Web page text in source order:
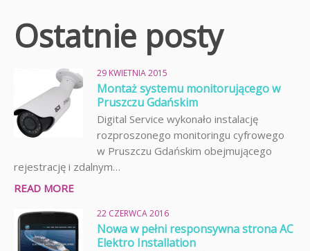
Ostatnie posty
29 KWIETNIA 2015
Montaż systemu monitorującego w
Pruszczu Gdańskim
Digital Service wykonało instalację
rozproszonego monitoringu cyfrowego
w Pruszczu Gdańskim obejmującego
rejestrację i zdalnym…
READ MORE
22 CZERWCA 2016
Nowa w pełni responsywna strona AC
Elektro Installation